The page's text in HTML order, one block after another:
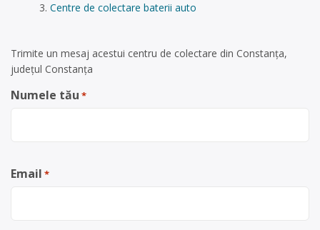
Centre de colectare baterii auto
Trimite un mesaj acestui centru de colectare din Constanța,
județul Constanța
Numele tău *
Email *